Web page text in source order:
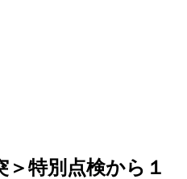
＞特別点検から１